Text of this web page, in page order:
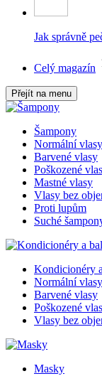
Jak správně
Celý magazín
Přejít na menu
Šampony
Normální vlasy
Barvené vlasy
Poškozené
Mastné vlasy
Vlasy bez
Proti lupům
Suché
Kondicionéry
Normální vlasy
Barvené vlasy
Poškozené
Vlasy bez
Masky